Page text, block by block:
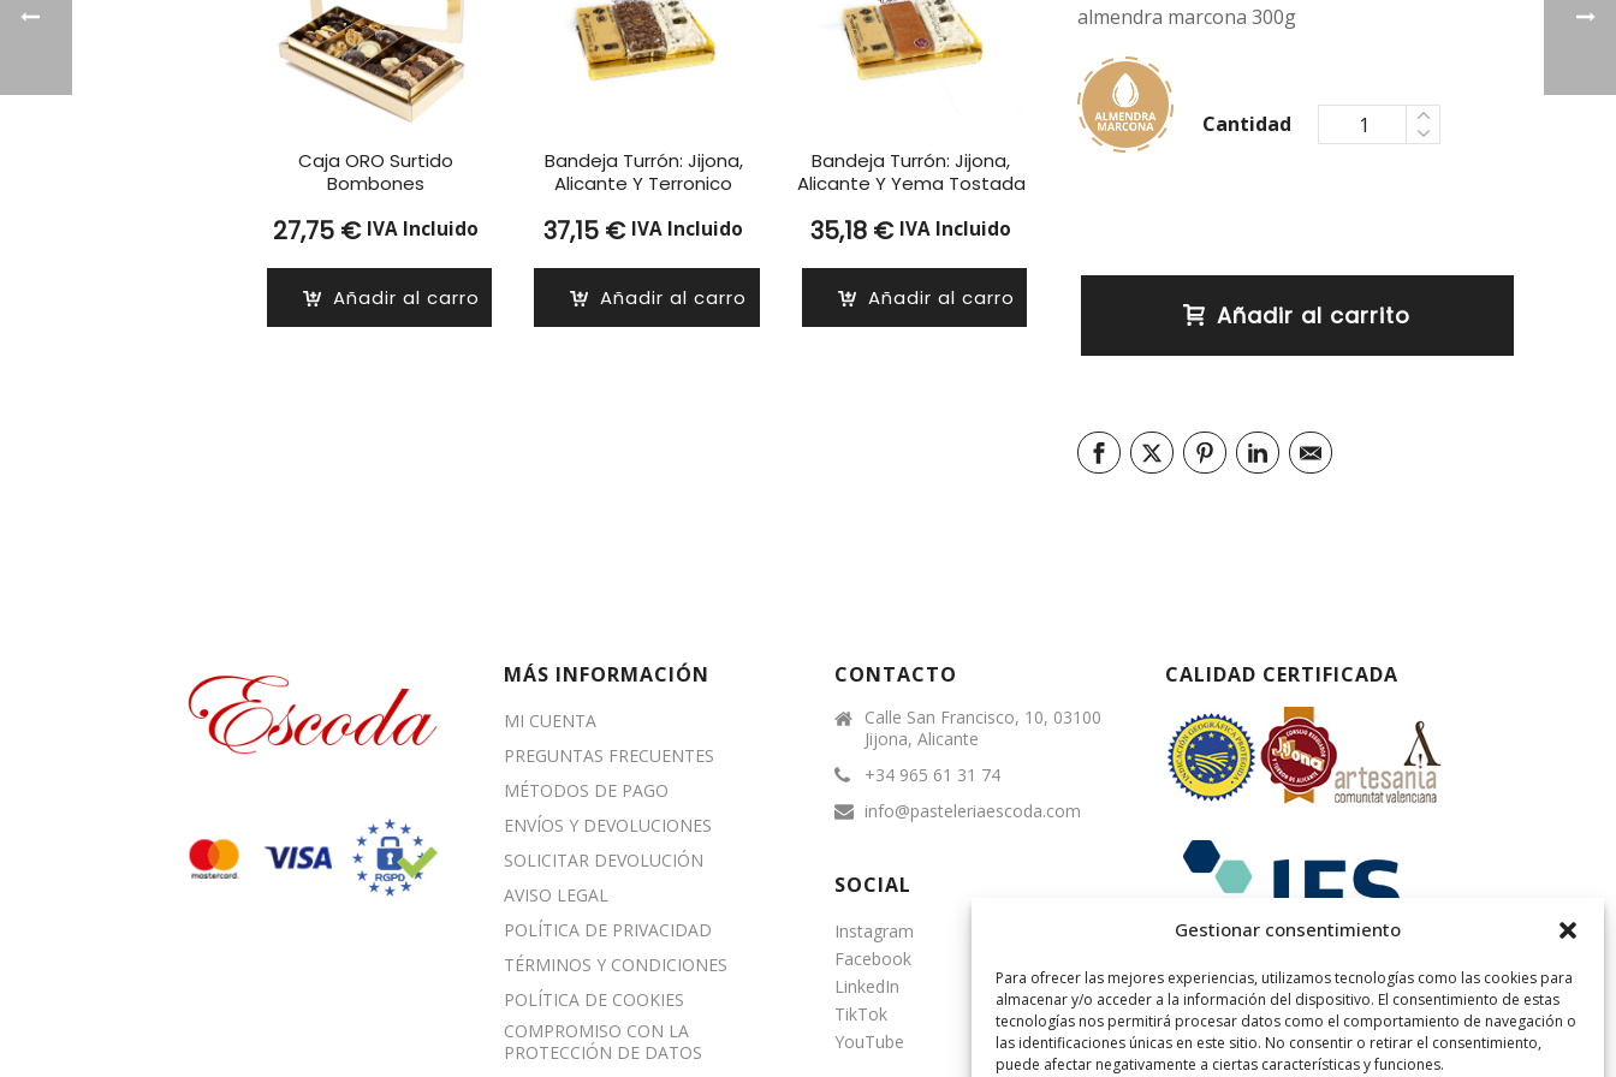
Gestionar consentimiento
Para ofrecer las mejores experiencias, utilizamos tecnologías como las cookies para
almacenar y/o acceder a la información del dispositivo. El consentimiento de estas
tecnologías nos permitirá procesar datos como el comportamiento de navegación o
las identificaciones únicas en este sitio. No consentir o retirar el consentimiento,
puede afectar negativamente a ciertas características y funciones.
almendra marcona 300g
Cantidad
Añadir al carrito
Caja ORO Surtido
Bombones
27,75 € IVA Incluido
Añadir al carro
Bandeja Turrón: Jijona,
Alicante Y Terronico
37,15 € IVA Incluido
Añadir al carro
Bandeja Turrón: Jijona,
Alicante Y Yema Tostada
35,18 € IVA Incluido
Añadir al carro
MÁS INFORMACIÓN
MI CUENTA
PREGUNTAS FRECUENTES
MÉTODOS DE PAGO
ENVÍOS Y DEVOLUCIONES
SOLICITAR DEVOLUCIÓN
AVISO LEGAL
POLÍTICA DE PRIVACIDAD
TÉRMINOS Y CONDICIONES
POLÍTICA DE COOKIES
COMPROMISO CON LA
PROTECCIÓN DE DATOS
CONTACTO
Calle San Francisco, 10, 03100
Jijona, Alicante
+34 965 61 31 74
info@pasteleriaescoda.com
SOCIAL
Instagram
Facebook
LinkedIn
TikTok
YouTube
CALIDAD CERTIFICADA